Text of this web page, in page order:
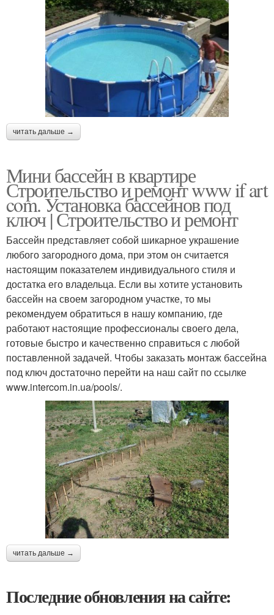
читать дальше →
Мини бассейн в квартире
Строительство и ремонт www if art
com. Установка бассейнов под
ключ | Строительство и ремонт
Бассейн представляет собой шикарное украшение
любого загородного дома, при этом он считается
настоящим показателем индивидуального стиля и
достатка его владельца. Если вы хотите установить
бассейн на своем загородном участке, то мы
рекомендуем обратиться в нашу компанию, где
работают настоящие профессионалы своего дела,
готовые быстро и качественно справиться с любой
поставленной задачей. Чтобы заказать монтаж бассейна
под ключ достаточно перейти на наш сайт по ссылке
www.intercom.in.ua/pools/.
читать дальше →
Последние обновления на сайте: